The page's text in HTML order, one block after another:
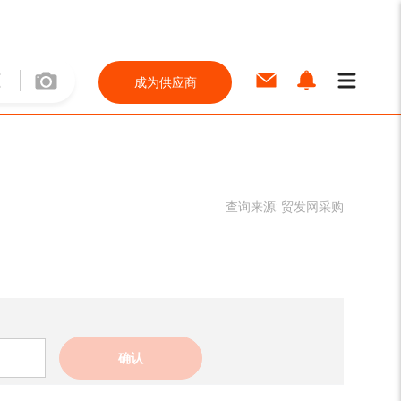
成为供应商
查询来源: 贸发网采购
确认